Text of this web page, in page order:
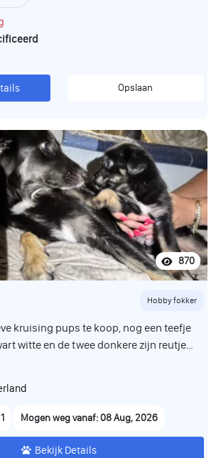
Opslaan
870
Hobby fokker
kruising pups te koop, nog een teefje
witte en de twee donkere zijn reutjes,
ontwormd en gevaccineerd en
Mogen weg vanaf: 08 Aug, 2026
Bekijk Details